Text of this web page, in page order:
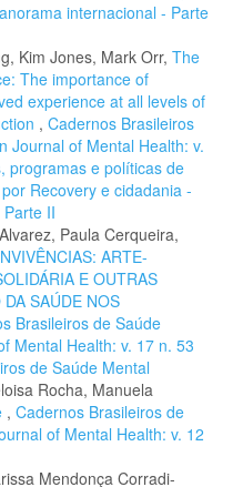
internacional - Parte
Kim Jones, Mark Orr, The
The importance of
experience at all levels of
, Cadernos Brasileiros
Journal of Mental Health: v.
programas e políticas de
Recovery e cidadania -
II
Paula Cerqueira,
ARTE-
E OUTRAS
SAÚDE NOS
Brasileiros de Saúde
Mental Health: v. 17 n. 53
de Saúde Mental
Rocha, Manuela
, Cadernos Brasileiros de
of Mental Health: v. 12
Mendonça Corradi-